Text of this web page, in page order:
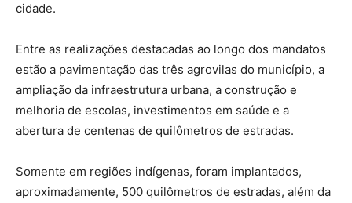
cidade.
Entre as realizações destacadas ao longo dos mandatos
estão a pavimentação das três agrovilas do município, a
ampliação da infraestrutura urbana, a construção e
melhoria de escolas, investimentos em saúde e a
abertura de centenas de quilômetros de estradas.
Somente em regiões indígenas, foram implantados,
aproximadamente, 500 quilômetros de estradas, além da